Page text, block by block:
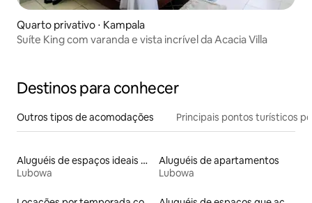
Quarto privativo ⋅ Kampala
Suíte King com varanda e vista incrível da Acacia Villa
Destinos para conhecer
Outros tipos de acomodações Principais pontos turísticos
Aluguéis de espaços ideais para famílias
Lubowa
Aluguéis de apartamentos
Lubowa